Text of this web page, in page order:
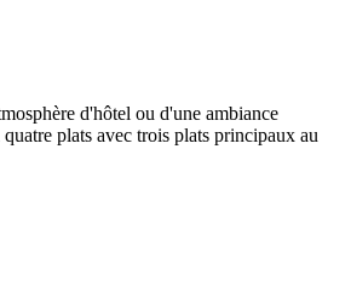
d'hôtel ou d'une ambiance
plats avec trois plats principaux au